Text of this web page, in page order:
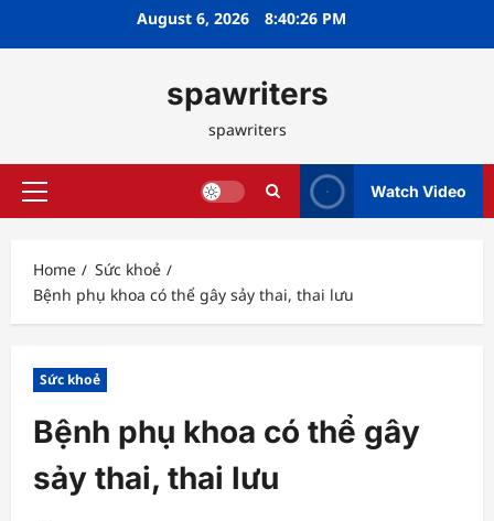
August 6, 2026 8:40:27 PM
spawriters
spawriters
Primary
Watch Video
Home
Sức khoẻ
Bệnh phụ khoa có thể gây sảy thai, thai lưu
Sức khoẻ
Bệnh phụ khoa có thể gây
sảy thai, thai lưu